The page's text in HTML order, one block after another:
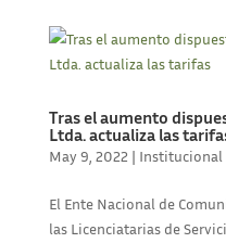
Tras el aumento
Ltda. actualiza las
May 9, 2022 | Institucional
El Ente Nacional de
las Licenciatarias de